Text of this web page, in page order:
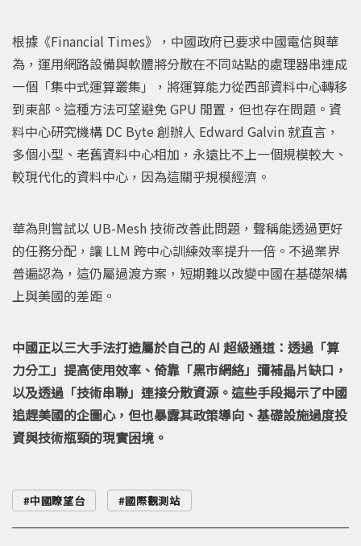
根據《Financial Times》，中國政府已要求中國電信與華
為，運用網路設備與軟體將分散在不同站點的處理器串連成
一個「集中式運算叢集」，將運算能力從西部資料中心轉移
到東部。這種方法可望避免 GPU 閒置，但也存在問題。資
料中心研究機構 DC Byte 創辦人 Edward Galvin 就直言，
多個小型、老舊資料中心相加，永遠比不上一個規模較大、
較現代化的資料中心，因為這關乎規模經濟。
華為則嘗試以 UB-Mesh 技術改善此問題，聲稱能透過更好
的任務分配，讓 LLM 跨中心訓練效率提升一倍。不過業界
普遍認為，這仍屬過渡方案，短期難以改變中國在基礎架構
上與美國的差距。
中國正以三大手法打造屬於自己的 AI 超級通道：透過「算
力分工」提高使用效率、倚靠「黑市網絡」彌補晶片缺口，
以及透過「技術串聯」連接分散資源。這些手段揭示了中國
追趕美國的企圖心，但也暴露其政策導向、基礎設施過度投
資與技術瓶頸的現實困境。
中國瞭望台 國際觀測站